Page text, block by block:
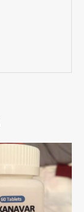
Plage
prix :
€255.00
à